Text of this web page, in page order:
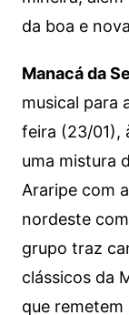
da boa e
Manacá da
musical para
feira (23/01),
uma mistura
Araripe com
nordeste
grupo traz
clássicos da
que